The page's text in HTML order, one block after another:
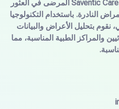
منذ عام 2019، تساعد شركة Saventic Care المرضى في العثور
النادرة. باستخدام التكنولوجيا
نقوم بتحليل الأعراض والبيانات
والمراكز الطبية المناسبة، مما